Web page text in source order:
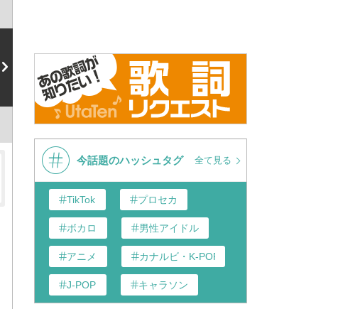
Yuya Matsushita - Bird from
Black Butler/Kuroshitsuji II in X4
at Fanime 2017 Music Fest
松下優也 Bird
今話題のハッシュタグ 全て見る
TikTok プロセカ
ボカロ 男性アイドル
アニメ カナルビ・K-POP和訳
J-POP キャラソン